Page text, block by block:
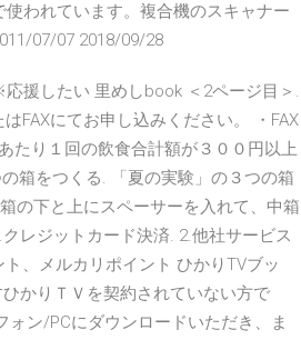
われています。複合機のスキャナー
07/07 2018/09/28
援したい 里めしbook ＜2ページ目＞.
FAXにてお申し込みください。 ・FAX
り１回の飲食合計額が３００円以上
箱をつくる. 「夏の実験」の３つの箱
の下と上にスペーサーを入れて、中箱
レジットカード決済. 2.他社サービス
、メルカリポイント ひかりTVブッ
かりＴＶを契約されていない方で
ン/PCにダウンロードいただき、ま